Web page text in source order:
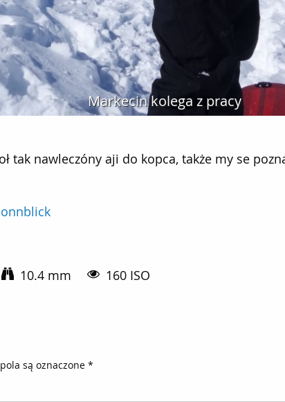
Markecin kolega z pracy
tak nawleczóny aji do kopca, także my se
10.4 mm 160 ISO
są oznaczone *